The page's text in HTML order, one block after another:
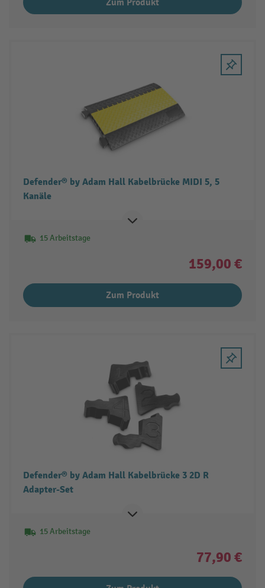
Defender® by Adam Hall Kabelbrücke MIDI 5, 5
Kanäle
15 Arbeitstage
159,00 €
Zum Produkt
Defender® by Adam Hall Kabelbrücke 3 2D R
Adapter-Set
15 Arbeitstage
77,90 €